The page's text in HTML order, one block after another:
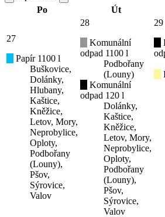
Po
Út
27
Papír 1100 l
Buškovice,
Dolánky,
Hlubany,
Kaštice,
Kněžice,
Letov, Mory,
Neprobylice,
Oploty,
Podbořany
(Louny),
Pšov,
Sýrovice,
Valov
28
Komunální
odpad 1100 l
Podbořany
(Louny)
Komunální
odpad 120 l
Dolánky,
Kaštice,
Kněžice,
Letov, Mory,
Neprobylice,
Oploty,
Podbořany
(Louny),
Pšov,
Sýrovice,
Valov
29